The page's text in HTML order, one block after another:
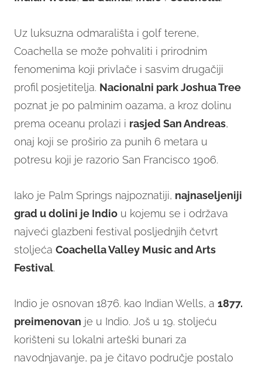
Uz luksuzna odmarališta i golf terene,
Coachella se može pohvaliti i prirodnim
fenomenima koji privlače i sasvim drugačiji
profil posjetitelja. Nacionalni park Joshua Tree
poznat je po palminim oazama, a kroz dolinu
prema oceanu prolazi i rasjed San Andreas,
onaj koji se proširio za punih 6 metara u
potresu koji je razorio San Francisco 1906.
Iako je Palm Springs najpoznatiji, najnaseljeniji
grad u dolini je Indio u kojemu se i održava
najveći glazbeni festival posljednjih četvrt
stoljeća Coachella Valley Music and Arts
Festival.
Indio je osnovan 1876. kao Indian Wells, a 1877.
preimenovan je u Indio. Još u 19. stoljeću
korišteni su lokalni arteški bunari za
navodnjavanje, pa je čitavo područje postalo